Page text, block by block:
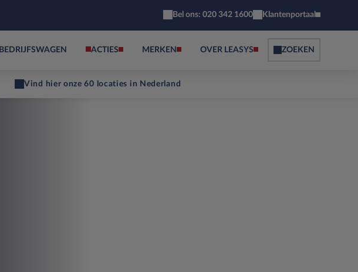
Bel ons: 020 342 1600 Klantenportaal
BEDRIJFSWAGEN ACTIES MERKEN OVER LEASYS ZOEKEN
Vind hier onze 60 locaties in Nederland